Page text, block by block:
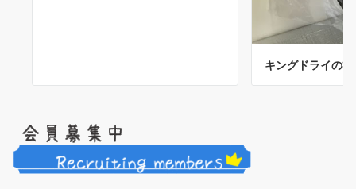
キングドライの